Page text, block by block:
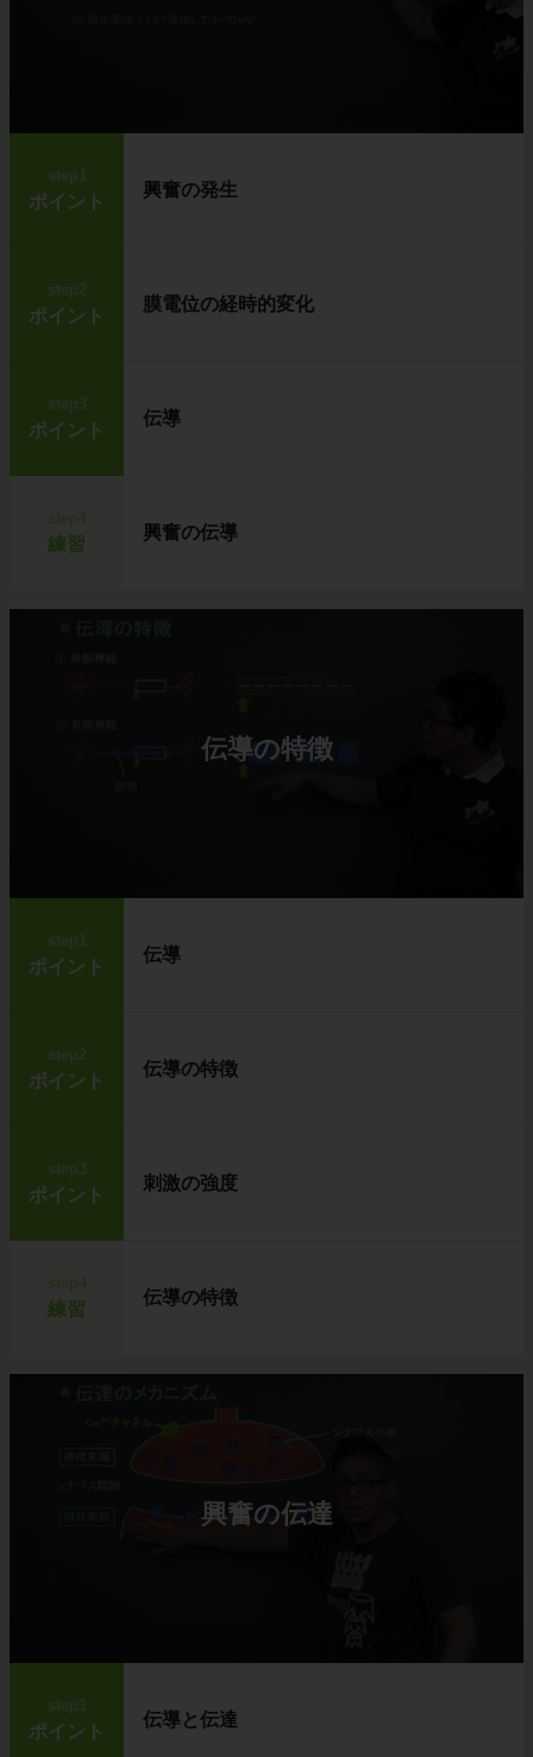
step1
ポイント
興奮の発生
step2
ポイント
膜電位の経時的変化
step3
ポイント
伝導
練習
興奮の伝導
伝導の特徴
step1
ポイント
伝導
step2
ポイント
伝導の特徴
step3
ポイント
刺激の強度
練習
伝導の特徴
興奮の伝達
step1
ポイント
伝導と伝達